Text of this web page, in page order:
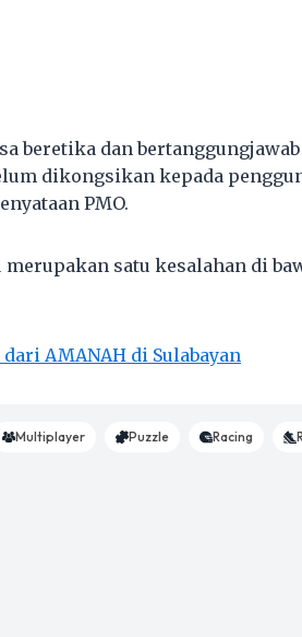
beretika dan
dikongsikan kepada
PMO.
satu kesalahan di
AMANAH di Sulabayan